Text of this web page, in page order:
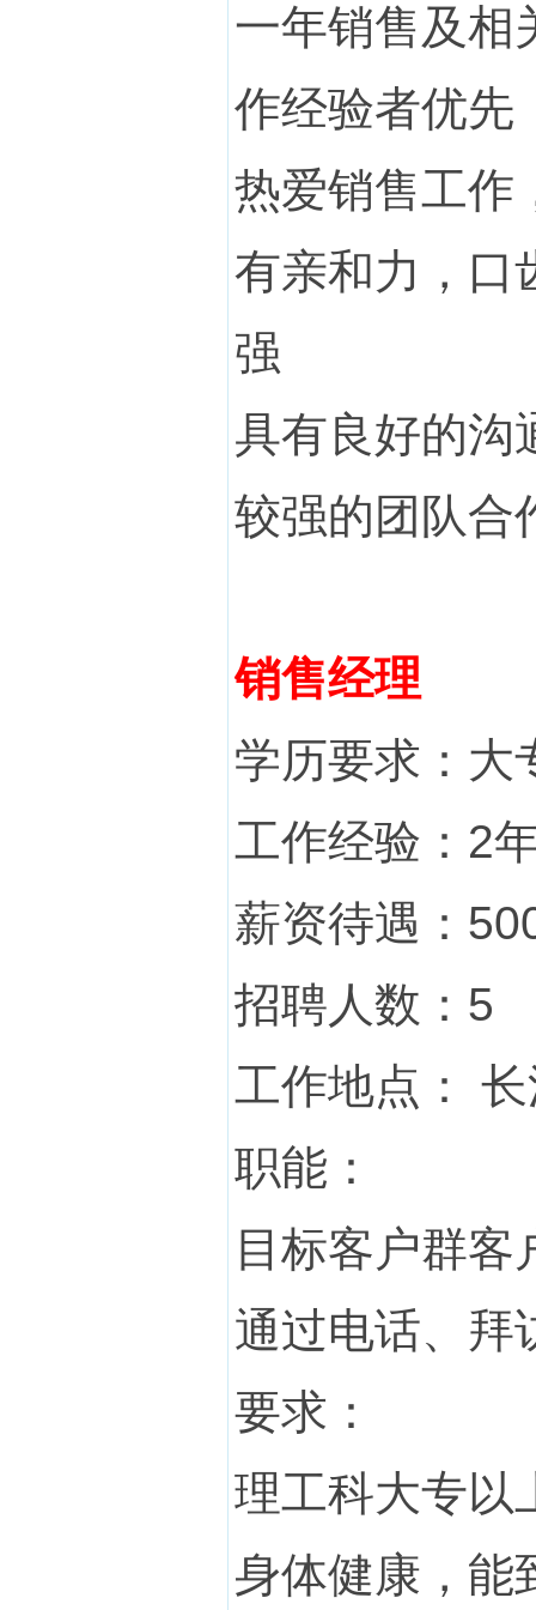
一年销售及相
作经验者优先
热爱销售工作
有亲和力，口
强
具有良好的沟
较强的团队合
销售经理
学历要求：大
工作经验：2
薪资待遇：
招聘人数：5
工作地点：
职能：
目标客户群
通过电话、拜
要求：
理工科大专以
身体健康，能